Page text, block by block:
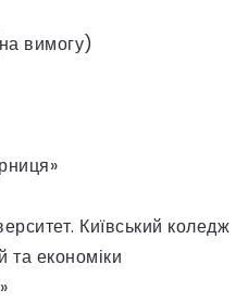
вимогу)
Київський коледж
та економіки